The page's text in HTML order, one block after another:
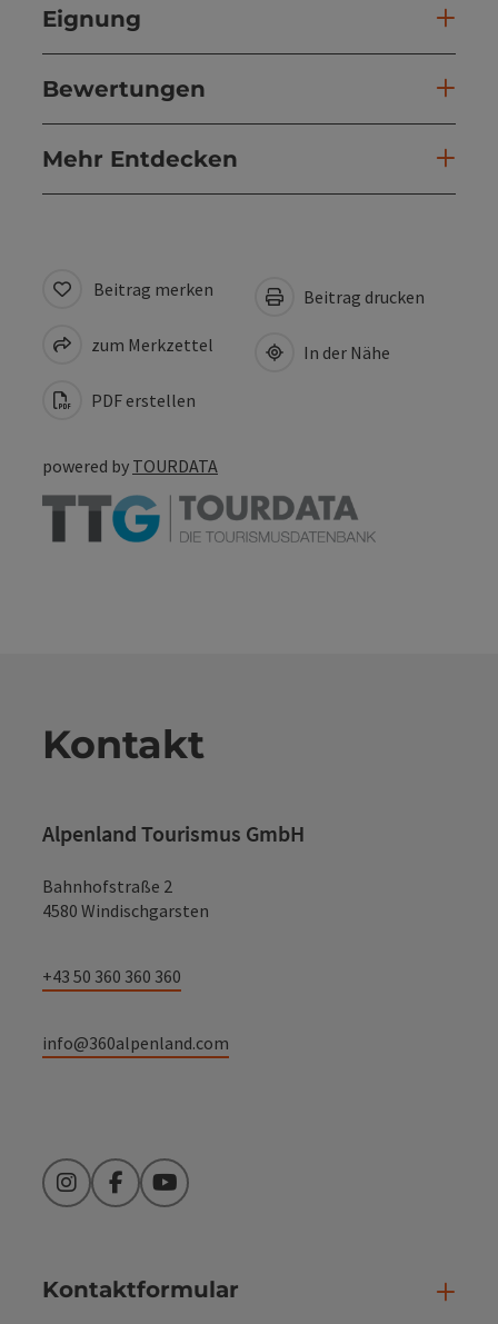
Eignung
Bewertungen
Mehr Entdecken
Beitrag merken
zum Merkzettel
PDF erstellen
Beitrag drucken
In der Nähe
powered by TOURDATA
Kontakt
Alpenland Tourismus GmbH
Bahnhofstraße 2
4580 Windischgarsten
+43 50 360 360 360
info@360alpenland.com
InstagramFacebookYouTube
Kontaktformular